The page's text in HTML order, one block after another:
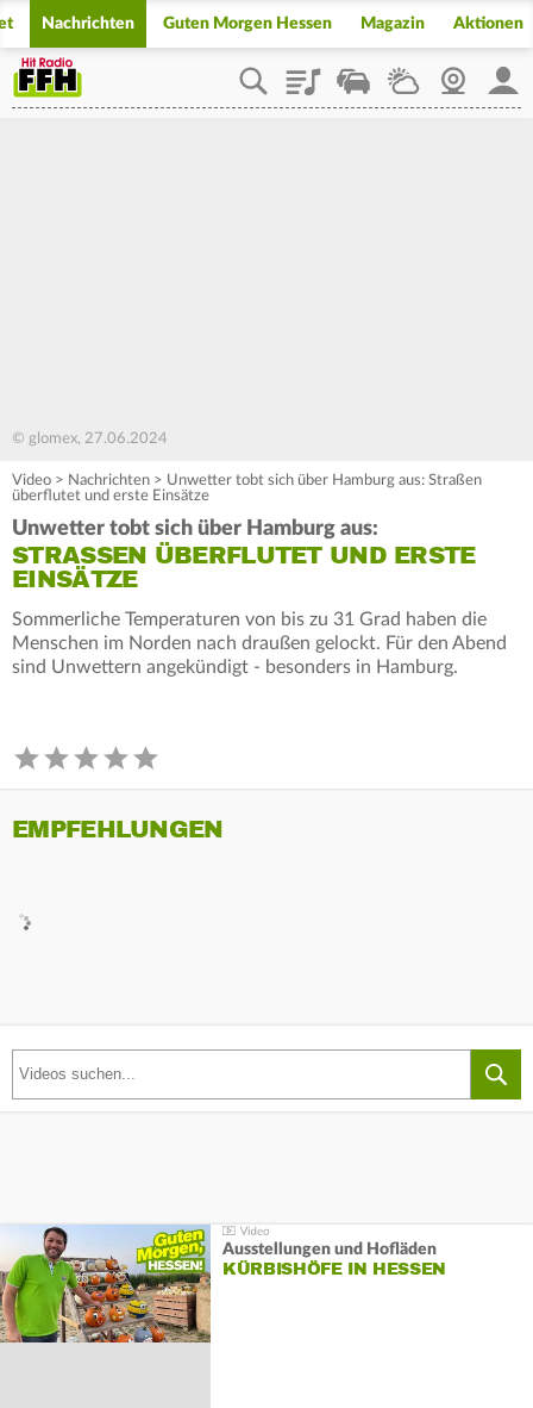
Nachrichten Guten Morgen Hessen Magazin Aktionen
PlaylistStaupilotWetterWebcam
© glomex, 27.06.2024
Video > Nachrichten > Unwetter tobt sich über Hamburg aus: Straßen
überflutet und erste Einsätze
Unwetter tobt sich über Hamburg aus:
STRASSEN ÜBERFLUTET UND ERSTE E
INSÄTZE
Sommerliche Temperaturen von bis zu 31 Grad haben die
Menschen im Norden nach draußen gelockt. Für den Abend
sind Unwettern angekündigt - besonders in Hamburg.
EMPFEHLUNGEN
Ausstellungen und Hofläden
KÜRBISHÖFE IN HESSEN